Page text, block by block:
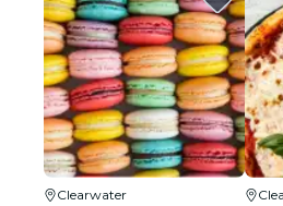
Clearwater